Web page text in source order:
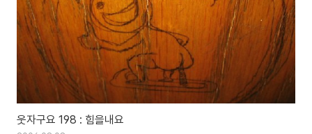
웃자구요 198 : 힘을내요